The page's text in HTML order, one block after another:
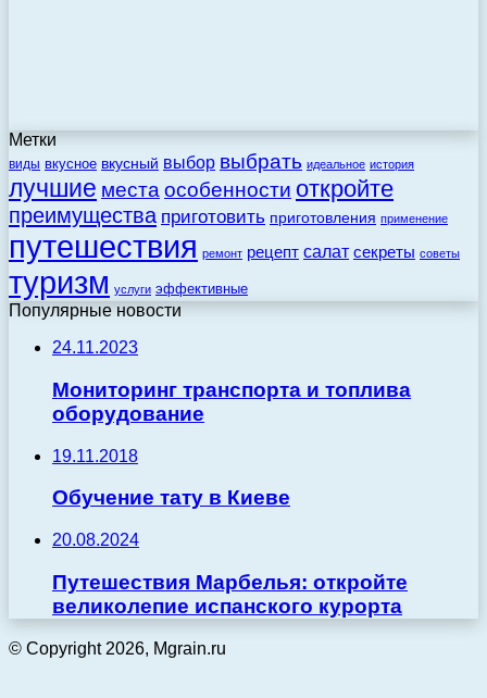
Метки
виды вкусное вкусный выбор выбрать идеальное история
лучшие местаособенности откройте
преимущества приготовить приготовления применение
путешествия ремонт рецепт салат секреты советы
туризм услуги эффективные
Популярные новости
24.11.2023
Мониторинг транспорта и топлива
оборудование
19.11.2018
Обучение тату в Киеве
20.08.2024
Путешествия Марбелья: откройте
великолепие испанского курорта
© Copyright 2026, Mgrain.ru